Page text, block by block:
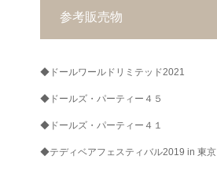
参考販売物
◆ドールワールドリミテッド2021
◆ドールズ・パーティー４５
◆ドールズ・パーティー４１
◆テディベアフェスティバル2019 in 東京